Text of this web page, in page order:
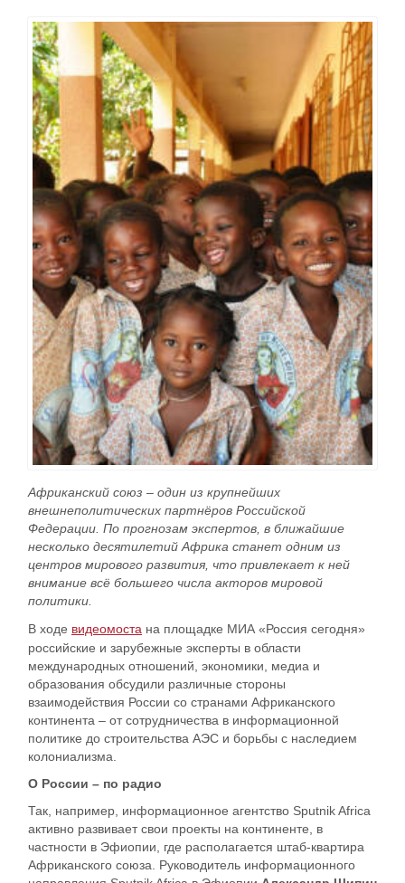
Африканский союз – один из крупнейших
внешнеполитических партнёров Российской
Федерации. По прогнозам экспертов, в ближайшие
несколько десятилетий Африка станет одним из
центров мирового развития, что привлекает к ней
внимание всё большего числа акторов мировой
политики.
В ходе видеомоста на площадке МИА «Россия сегодня»
российские и зарубежные эксперты в области
международных отношений, экономики, медиа и
образования обсудили различные стороны
взаимодействия России со странами Африканского
континента – от сотрудничества в информационной
политике до строительства АЭС и борьбы с наследием
колониализма.
О России – по радио
Так, например, информационное агентство Sputnik Africa
активно развивает свои проекты на континенте, в
частности в Эфиопии, где располагается штаб-квартира
Африканского союза. Руководитель информационного